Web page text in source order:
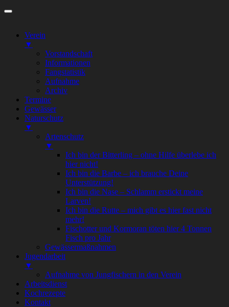
Zum
Verein
▼
Vorstandschaft
Informationen
Fangstatistik
Aufnahme
Archiv
Termine
Gewässer
Naturschutz
▼
Artenschutz
▼
Ich bin der Bitterling – ohne Hilfe überlebe ich
hier nicht!
Ich bin die Barbe – ich brauche Deine
Unterstützung!
Ich bin die Nase – Schlamm erstickt meine
Larven!
Ich bin die Rutte – mich gibt es hier fast nicht
mehr!
Fischotter und Kormoran töten hier 4 Tonnen
Fisch pro Jahr
Gewässermaßnahmen
Jugendarbeit
▼
Aufnahme von Jungfischern in den Verein
Arbeitsdienst
Kochrezepte
Kontakt